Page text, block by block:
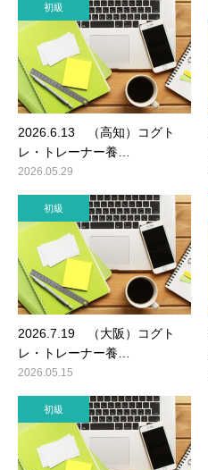
初級
2026.6.13 （高知）コグト
レ・トレーナー養…
2026.05.29
初級
2026.7.19 （大阪）コグト
レ・トレーナー養…
2026.05.15
初級